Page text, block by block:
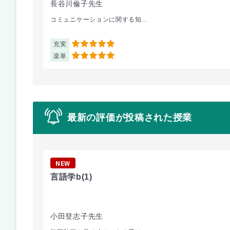
長谷川倫子先生
コミュニケーションに関する知...
充実 5
楽単 5
最新の評価が投稿された授業
NEW
言語学b(1)
小田登志子先生